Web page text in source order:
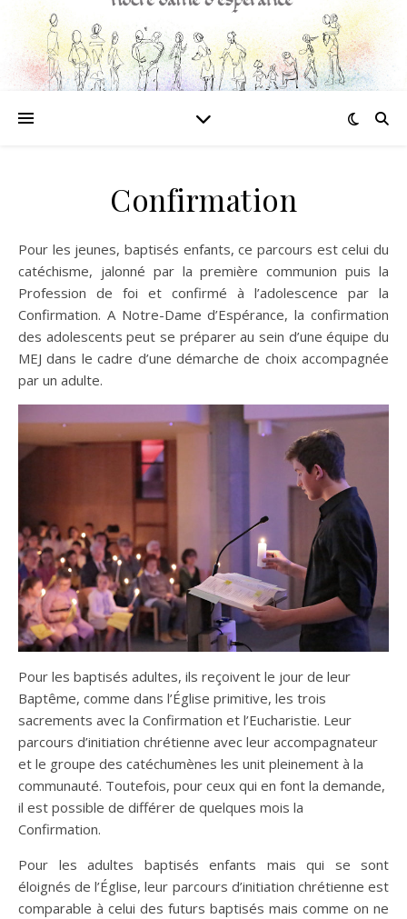
Confirmation
Pour les jeunes, baptisés enfants, ce parcours est celui du
catéchisme, jalonné par la première communion puis la
Profession de foi et confirmé à l’adolescence par la
Confirmation. A Notre-Dame d’Espérance, la confirmation
des adolescents peut se préparer au sein d’une équipe du
MEJ dans le cadre d’une démarche de choix accompagnée
par un adulte.
Pour les baptisés adultes, ils reçoivent le jour de leur
Baptême, comme dans l’Église primitive, les trois
sacrements avec la Confirmation et l’Eucharistie. Leur
parcours d’initiation chrétienne avec leur accompagnateur
et le groupe des catéchumènes les unit pleinement à la
communauté. Toutefois, pour ceux qui en font la demande,
il est possible de différer de quelques mois la
Confirmation.
Pour les adultes baptisés enfants mais qui se sont
éloignés de l’Église, leur parcours d’initiation chrétienne est
comparable à celui des futurs baptisés mais comme on ne